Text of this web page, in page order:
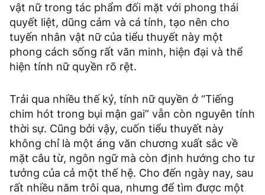
vật nữ trong tác phẩm đối mặt với phong thái
quyết liệt, dũng cảm và cá tính, tạo nên cho
tuyến nhân vật nữ của tiểu thuyết này một
phong cách sống rất văn minh, hiện đại và thể
hiện tính nữ quyền rõ rệt.
Trải qua nhiều thế kỷ, tính nữ quyền ở “Tiếng
chim hót trong bụi mận gai” vẫn còn nguyên tính
thời sự. Cũng bởi vậy, cuốn tiểu thuyết này
không chỉ là một áng văn chương xuất sắc về
mặt câu từ, ngôn ngữ mà còn định hướng cho tư
tưởng của cả một thế hệ. Cho đến ngày nay, sau
rất nhiều năm trôi qua, nhưng để tìm được một